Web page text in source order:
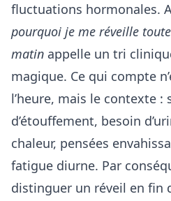
fluctuations hormonales.
pourquoi je me réveille
matin appelle un tri
magique. Ce qui compte
l’heure, mais le contexte :
d’étouffement, besoin
chaleur, pensées
fatigue diurne. Par
distinguer un réveil en fin